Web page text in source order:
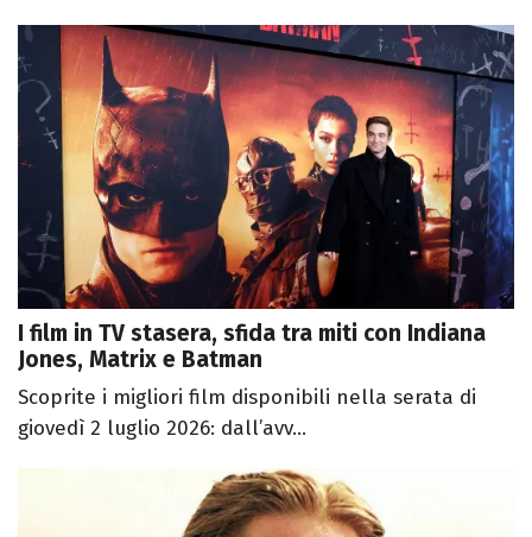
I film in TV stasera, sfida tra miti con Indiana
Jones, Matrix e Batman
Scoprite i migliori film disponibili nella serata di
giovedì 2 luglio 2026: dall’avv...